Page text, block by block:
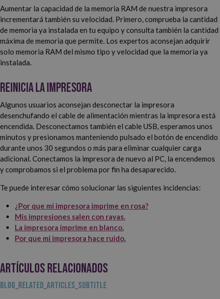
Aumentar la capacidad de la memoria RAM de nuestra impresora
incrementará también su velocidad. Primero, comprueba la cantidad
de memoria ya instalada en tu equipo y consulta también la cantidad
máxima de memoria que permite. Los expertos aconsejan adquirir
solo memoria RAM del mismo tipo y velocidad que la memoria ya
instalada.
Reinicia la impresora
Algunos usuarios aconsejan desconectar la impresora
desenchufando el cable de alimentación mientras la impresora está
encendida. Desconectamos también el cable USB, esperamos unos
minutos y presionamos manteniendo pulsado el botón de encendido
durante unos 30 segundos o más para eliminar cualquier carga
adicional. Conectamos la impresora de nuevo al PC, la encendemos
y comprobamos si el problema por fin ha desaparecido.
Te puede interesar cómo solucionar las siguientes incidencias:
¿Por que mi impresora imprime en rosa?
Mis impresiones salen con rayas.
La impresora imprime en blanco.
Por que mi impresora hace ruido.
ARTÍCULOS RELACIONADOS
BLOG_RELATED_ARTICLES_SUBTITLE